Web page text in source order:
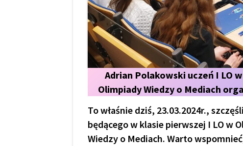
Adrian Polakowski uczeń I LO
Olimpiady Wiedzy o Mediach
To właśnie dziś, 23.03.2024r.,
będącego w klasie pierwszej I LO w
Wiedzy o Mediach. Warto